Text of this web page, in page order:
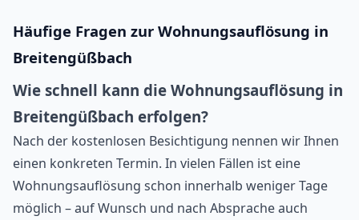
Häufige Fragen zur Wohnungsauflösung in
Breitengüßbach
Wie schnell kann die Wohnungsauflösung in
Breitengüßbach erfolgen?
Nach der kostenlosen Besichtigung nennen wir Ihnen
einen konkreten Termin. In vielen Fällen ist eine
Wohnungsauflösung schon innerhalb weniger Tage
möglich – auf Wunsch und nach Absprache auch